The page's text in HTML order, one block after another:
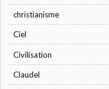
christianisme
Ciel
Civilisation
Claudel